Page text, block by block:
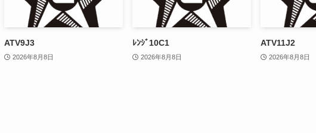
ATV9J3
2026年8月8日
ﾚﾝｼﾞ10C1
2026年8月8日
ATV11J2
2026年8月8日